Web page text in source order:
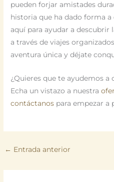
pueden forjar amistades
historia que ha dado forma a
aquí para ayudar a descubrir
a través de viajes
aventura única y déjate
¿Quieres que te ayudemos a
Echa un vistazo a nuestra
contáctanos para empezar a
← Entrada anterior